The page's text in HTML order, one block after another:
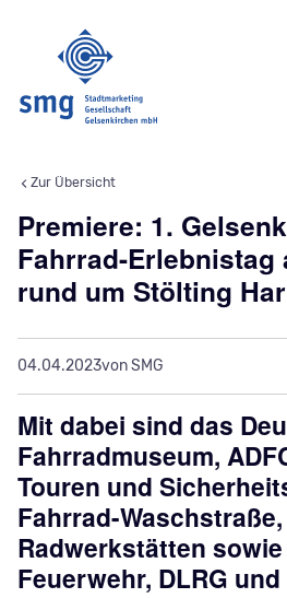
Premiere: 1.
Fahrrad-Erlebnistag
rund um Stölting
04.04.2023von SMG
Mit dabei sind das
Fahrradmuseum,
Touren und
Fahrrad-Waschstraße,
Radwerkstätten
Feuerwehr, DLRG
Zur Übersicht